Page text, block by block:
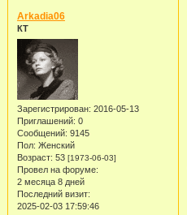
Arkadia06
КТ
Зарегистрирован: 2016-05-13
Приглашений: 0
Сообщений: 9145
Пол: Женский
Возраст: 53 [1973-06-03]
Провел на форуме:
2 месяца 8 дней
Последний визит:
2025-02-03 17:59:46